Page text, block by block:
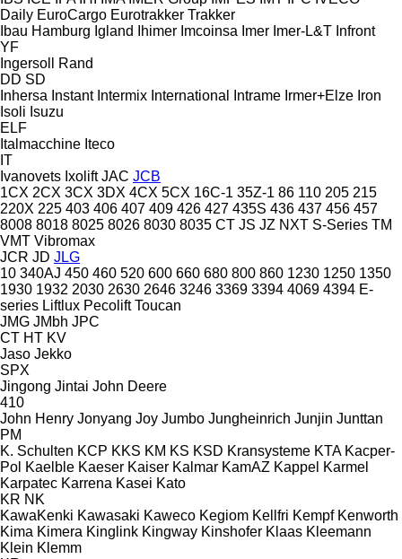
Daily EuroCargo Eurotrakker Trakker
Ibau Hamburg Igland Ihimer Imcoinsa Imer Imer-L&T Infront
YF
Ingersoll Rand
DD SD
Inhersa Instant Intermix International Intrame Irmer+Elze Iron
Isoli Isuzu
ELF
Italmacchine Iteco
IT
Ivanovets Ixolift JAC JCB
1CX 2CX 3CX 3DX 4CX 5CX 16C-1 35Z-1 86 110 205 215
220X 225 403 406 407 409 426 427 435S 436 437 456 457
8008 8018 8025 8026 8030 8035 CT JS JZ NXT S-Series TM
VMT Vibromax
JCR JD JLG
10 340AJ 450 460 520 600 660 680 800 860 1230 1250 1350
1930 1932 2030 2630 2646 3246 3369 3394 4069 4394 E-
series Liftlux Pecolift Toucan
JMG JMbh JPC
CT HT KV
Jaso Jekko
SPX
Jingong Jintai John Deere
410
John Henry Jonyang Joy Jumbo Jungheinrich Junjin Junttan
PM
K. Schulten KCP KKS KM KS KSD Kransysteme KTA Kacper-
Pol Kaelble Kaeser Kaiser Kalmar KamAZ Kappel Karmel
Karpatec Karrena Kasei Kato
KR NK
KawaKenki Kawasaki Kaweco Kegiom Kellfri Kempf Kenworth
Kima Kimera Kinglink Kingway Kinshofer Klaas Kleemann
Klein Klemm